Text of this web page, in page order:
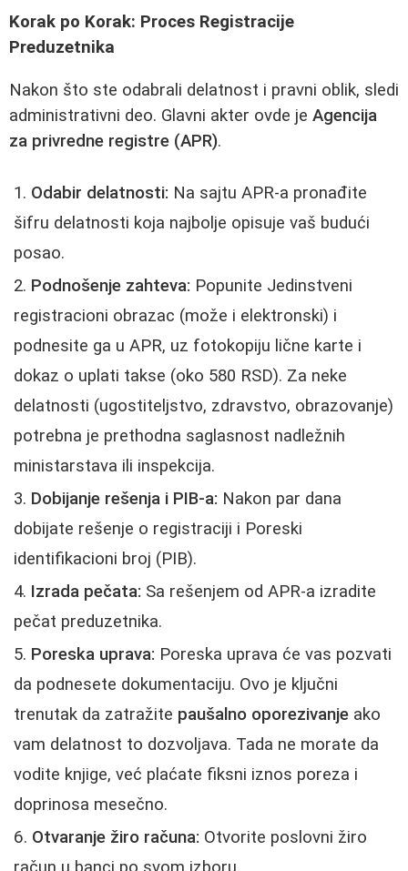
Korak po Korak: Proces Registracije
Preduzetnika
Nakon što ste odabrali delatnost i pravni oblik, sledi
administrativni deo. Glavni akter ovde je Agencija
za privredne registre (APR).
Odabir delatnosti: Na sajtu APR-a pronađite
šifru delatnosti koja najbolje opisuje vaš budući
posao.
Podnošenje zahteva: Popunite Jedinstveni
registracioni obrazac (može i elektronski) i
podnesite ga u APR, uz fotokopiju lične karte i
dokaz o uplati takse (oko 580 RSD). Za neke
delatnosti (ugostiteljstvo, zdravstvo, obrazovanje)
potrebna je prethodna saglasnost nadležnih
ministarstava ili inspekcija.
Dobijanje rešenja i PIB-a: Nakon par dana
dobijate rešenje o registraciji i Poreski
identifikacioni broj (PIB).
Izrada pečata: Sa rešenjem od APR-a izradite
pečat preduzetnika.
Poreska uprava: Poreska uprava će vas pozvati
da podnesete dokumentaciju. Ovo je ključni
trenutak da zatražite paušalno oporezivanje ako
vam delatnost to dozvoljava. Tada ne morate da
vodite knjige, već plaćate fiksni iznos poreza i
doprinosa mesečno.
Otvaranje žiro računa: Otvorite poslovni žiro
račun u banci po svom izboru.